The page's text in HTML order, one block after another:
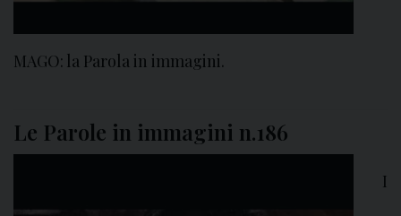
MAGO: la Parola in immagini.
Le Parole in immagini n.186
I